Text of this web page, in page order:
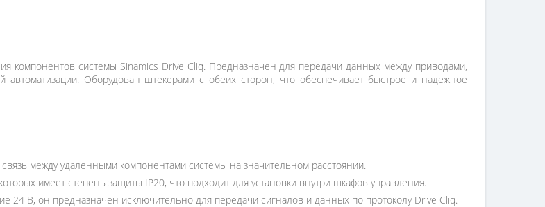
компонентов системы Sinamics Drive Cliq. Предназначен для передачи данных между приводами,
Оборудован штекерами с обеих сторон, что обеспечивает быстрое и надежное
связь между удаленными компонентами системы на значительном расстоянии.
имеет степень защиты IP20, что подходит для установки внутри шкафов управления.
24 В, он предназначен исключительно для передачи сигналов и данных по протоколу Drive Cliq.